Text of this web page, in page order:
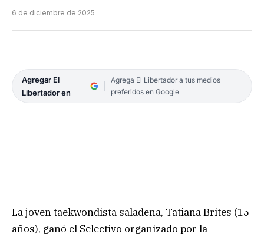
6 de diciembre de 2025
Agregar El
Libertador en
Agrega El Libertador a tus medios
preferidos en Google
La joven taekwondista saladeña, Tatiana Brites (15
años), ganó el Selectivo organizado por la